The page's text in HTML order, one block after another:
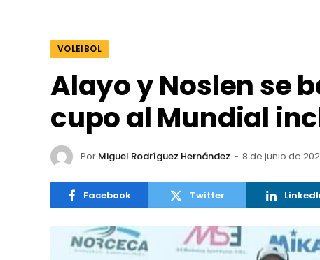
VOLEIBOL
Alayo y Noslen se
cupo al Mundial
Por Miguel Rodríguez Hernández 8 de junio de
Facebook Twitter